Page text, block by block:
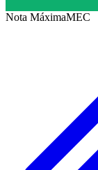
Nota MáximaMEC